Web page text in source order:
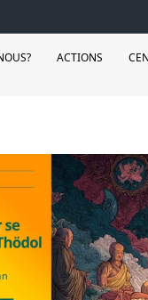
ACTIONS